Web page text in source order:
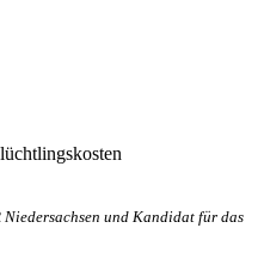
Niedersachsen und Kandidat für das